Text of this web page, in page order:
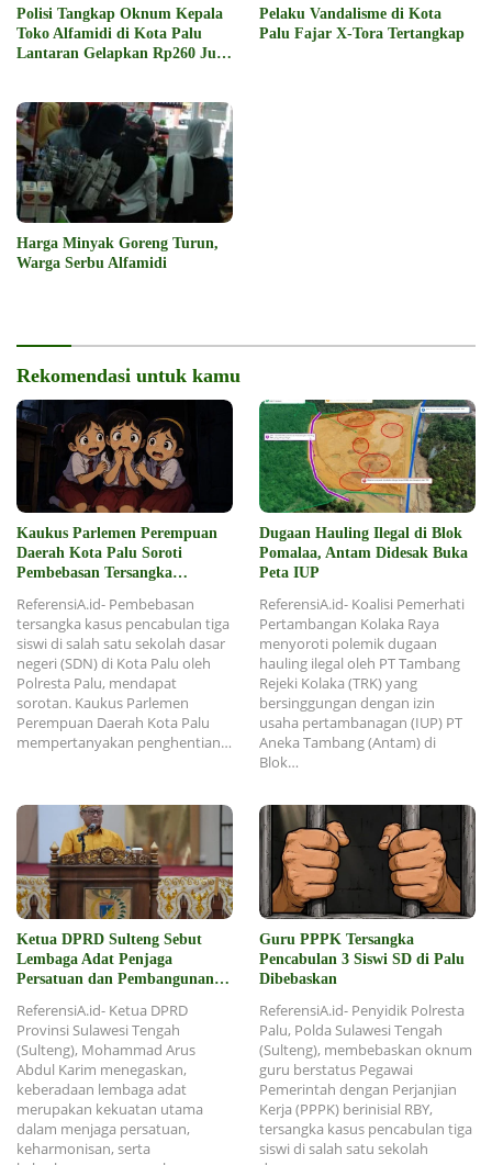
Polisi Tangkap Oknum Kepala
Toko Alfamidi di Kota Palu
Lantaran Gelapkan Rp260 Juta
Pelaku Vandalisme di Kota
Palu Fajar X-Tora Tertangkap
Harga Minyak Goreng Turun,
Warga Serbu Alfamidi
Rekomendasi untuk kamu
Kaukus Parlemen Perempuan
Daerah Kota Palu Soroti
Pembebasan Tersangka
ReferensiA.id- Pembebasan
tersangka kasus pencabulan tiga
siswi di salah satu sekolah dasar
negeri (SDN) di Kota Palu oleh
Polresta Palu, mendapat
sorotan. Kaukus Parlemen
Perempuan Daerah Kota Palu
mempertanyakan penghentian…
Dugaan Hauling Ilegal di Blok
Pomalaa, Antam Didesak Buka
Peta IUP
ReferensiA.id- Koalisi Pemerhati
Pertambangan Kolaka Raya
menyoroti polemik dugaan
hauling ilegal oleh PT Tambang
Rejeki Kolaka (TRK) yang
bersinggungan dengan izin
usaha pertambanagan (IUP) PT
Aneka Tambang (Antam) di
Blok…
Ketua DPRD Sulteng Sebut
Lembaga Adat Penjaga
Persatuan dan Pembangunan
ReferensiA.id- Ketua DPRD
Provinsi Sulawesi Tengah
(Sulteng), Mohammad Arus
Abdul Karim menegaskan,
keberadaan lembaga adat
merupakan kekuatan utama
dalam menjaga persatuan,
keharmonisan, serta
Guru PPPK Tersangka
Pencabulan 3 Siswi SD di Palu
Dibebaskan
ReferensiA.id- Penyidik Polresta
Palu, Polda Sulawesi Tengah
(Sulteng), membebaskan oknum
guru berstatus Pegawai
Pemerintah dengan Perjanjian
Kerja (PPPK) berinisial RBY,
tersangka kasus pencabulan tiga
siswi di salah satu sekolah